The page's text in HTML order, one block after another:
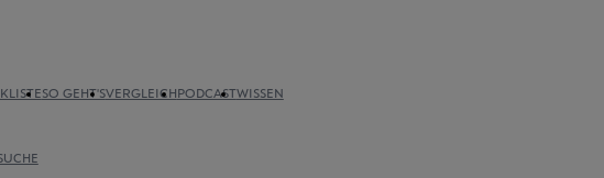
SO GEHT'SVERGLEICHPODCASTWISSEN